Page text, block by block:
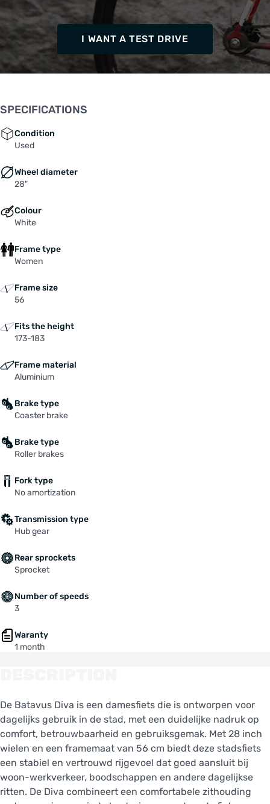
I WANT A TEST DRIVE
SPECIFICATIONS
Condition
Used
Wheel diameter
28"
Colour
White
Frame type
Women
Frame size
56
Fits the height
173-183
Frame material
Aluminium
Brake type
Coaster brake
Brake type
Roller brakes
Fork type
No amortization
Transmission type
Hub gear
Rear sprockets
Sprocket
Number of speeds
3
Waranty
1 month
De Batavus Diva is een damesfiets die is ontworpen voor
dagelijks gebruik in de stad, met een duidelijke nadruk op
comfort, betrouwbaarheid en gebruiksgemak. Met 28 inch
wielen en een framemaat van 56 cm biedt deze stadsfiets
een stabiel en vertrouwd rijgevoel dat goed aansluit bij
woon-werkverkeer, boodschappen en andere dagelijkse
ritten. De Diva combineert een comfortabele zithouding